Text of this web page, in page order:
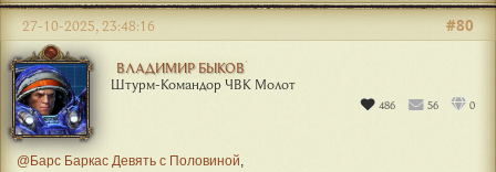
ВЛАДИМИР БЫКОВ
Штурм-Командор ЧВК Молот
486 56 0
#80
27-10-2025, 23:48:16
@Барс Баркас Девять с Половиной,